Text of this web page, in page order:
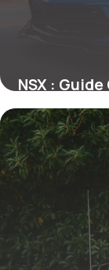
NSX :
24 mai 2026